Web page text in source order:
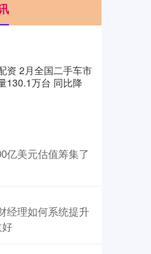
资 2月全国二手车市
130.1万台 同比降
亿美元估值筹集了
经理如何系统提升